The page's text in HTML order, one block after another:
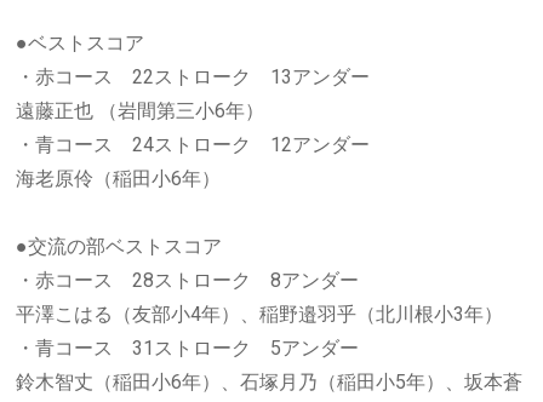
●ベストスコア
・赤コース 22ストローク 13アンダー
遠藤正也 （岩間第三小6年）
・青コース 24ストローク 12アンダー
海老原伶（稲田小6年）
●交流の部ベストスコア
・赤コース 28ストローク 8アンダー
平澤こはる（友部小4年）、稲野邉羽乎（北川根小3年）
・青コース 31ストローク 5アンダー
鈴木智丈（稲田小6年）、石塚月乃（稲田小5年）、坂本蒼